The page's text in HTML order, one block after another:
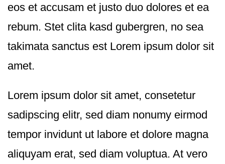
eos et accusam et justo duo dolores et ea
rebum. Stet clita kasd gubergren, no sea
takimata sanctus est Lorem ipsum dolor sit
amet.
Lorem ipsum dolor sit amet, consetetur
sadipscing elitr, sed diam nonumy eirmod
tempor invidunt ut labore et dolore magna
aliquyam erat, sed diam voluptua. At vero